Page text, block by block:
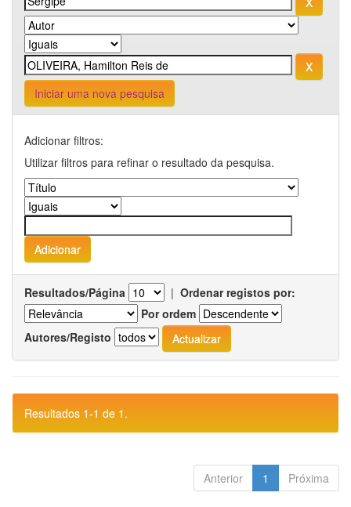
Iniciar uma nova pesquisa
Adicionar filtros:
Utilizar filtros para refinar o resultado da pesquisa.
Resultados/Página | Ordenar registos por:
Por ordem
Autores/Registo
Resultados 1-1 de 1.
Anterior 1 Próxima